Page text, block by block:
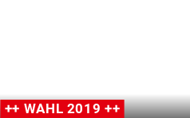
++ WAHL 2019 ++